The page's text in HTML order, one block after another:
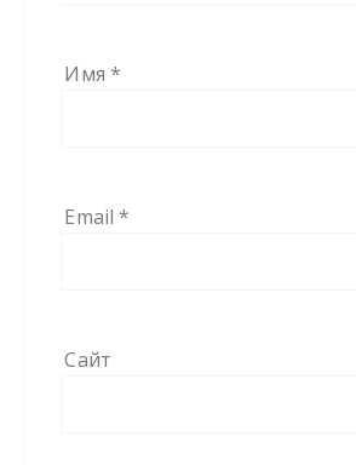
Имя*
Email*
Сайт